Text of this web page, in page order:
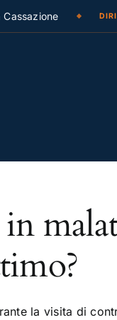
in
la visita di